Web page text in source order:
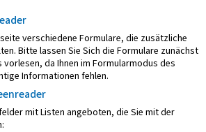
verschiedene Formulare, die zusätzliche
Bitte lassen Sie Sich die Formulare zunächst
vorlesen, da Ihnen im Formularmodus des
Informationen fehlen.
mit Listen angeboten, die Sie mit der